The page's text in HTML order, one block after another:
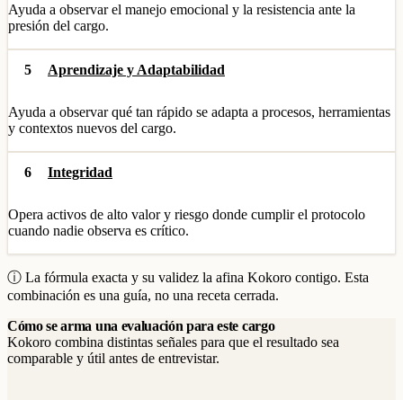
Ayuda a observar el manejo emocional y la resistencia ante la
presión del cargo.
5 Aprendizaje y Adaptabilidad
Ayuda a observar qué tan rápido se adapta a procesos, herramientas
y contextos nuevos del cargo.
6 Integridad
Opera activos de alto valor y riesgo donde cumplir el protocolo
cuando nadie observa es crítico.
ⓘ La fórmula exacta y su validez la afina Kokoro contigo. Esta
combinación es una guía, no una receta cerrada.
Cómo se arma una evaluación para este cargo
Kokoro combina distintas señales para que el resultado sea
comparable y útil antes de entrevistar.